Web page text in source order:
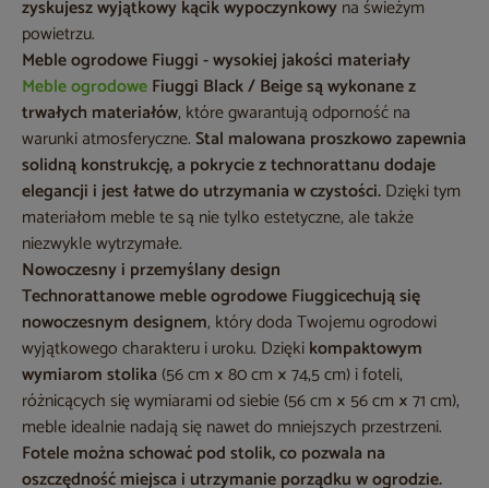
zyskujesz wyjątkowy kącik wypoczynkowyna świeżym
powietrzu.
Meble ogrodowe Fiuggi - wysokiej jakości materiały
Meble ogrodoweFiuggi Black / Beige są wykonane z
trwałych materiałów, które gwarantują odporność na
warunki atmosferyczne.Stal malowana proszkowo zapewnia
solidną konstrukcję, a pokrycie z technorattanu dodaje
elegancji i jest łatwe do utrzymania w czystości.Dzięki tym
materiałom meble te są nie tylko estetyczne, ale także
niezwykle wytrzymałe.
Nowoczesny i przemyślany design
Technorattanowe meble ogrodowe Fiuggicechują się
nowoczesnym designem, który doda Twojemu ogrodowi
wyjątkowego charakteru i uroku. Dziękikompaktowym
wymiarom stolika (56 cm ×80 cm ×74,5 cm) i foteli,
różnicących się wymiarami od siebie (56 cm × 56 cm ×71 cm),
meble idealnie nadają się nawet do mniejszych przestrzeni.
Fotele można schować pod stolik, co pozwala na
oszczędność miejsca i utrzymanie porządku w ogrodzie.